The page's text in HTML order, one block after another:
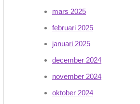
mars 2025
februari 2025
januari 2025
december 2024
november 2024
oktober 2024